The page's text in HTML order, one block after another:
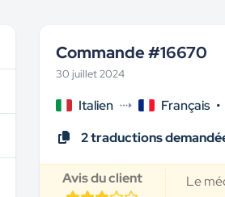
Commande #16670
30 juillet 2024
Italien Français •
2 traductions
Avis du client Le